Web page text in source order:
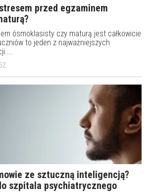
przed egzaminem
ósmoklasisty czy maturą jest całkowicie
to jeden z najważniejszych
ze sztuczną inteligencją?
szpitala psychiatrycznego